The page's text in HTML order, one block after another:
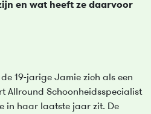
en wat heeft ze daarvoor
19-jarige Jamie zich als een
Allround Schoonheidsspecialist
in haar laatste jaar zit. De